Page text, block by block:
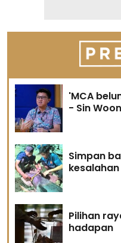
'MCA
- Sin Woon
Simpan
kesalahan
Pilihan
hadapan